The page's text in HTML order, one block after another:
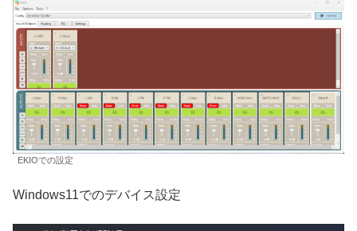
EKIOでの設定
Windows11でのデバイス設定